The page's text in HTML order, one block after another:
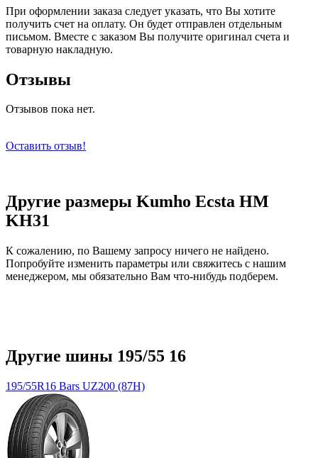
При оформлении заказа следует указать, что Вы хотите
получить счет на оплату. Он будет отправлен отдельным
письмом. Вместе с заказом Вы получите оригинал счета и
товарную накладную.
Отзывы
Отзывов пока нет.
Оставить отзыв!
Другие размеры Kumho Ecsta HM
KH31
К сожалению, по Вашему запросу ничего не найдено.
Попробуйте изменить параметры или свяжитесь с нашим
менеджером, мы обязательно Вам что-нибудь подберем.
Другие шины 195/55 16
195/55R16 Bars UZ200 (87H)